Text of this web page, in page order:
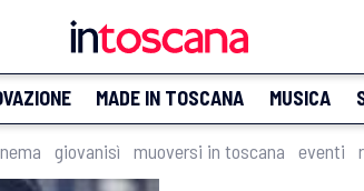
MADE IN TOSCANA MUSICA
giovanisì muoversi in toscana eventi